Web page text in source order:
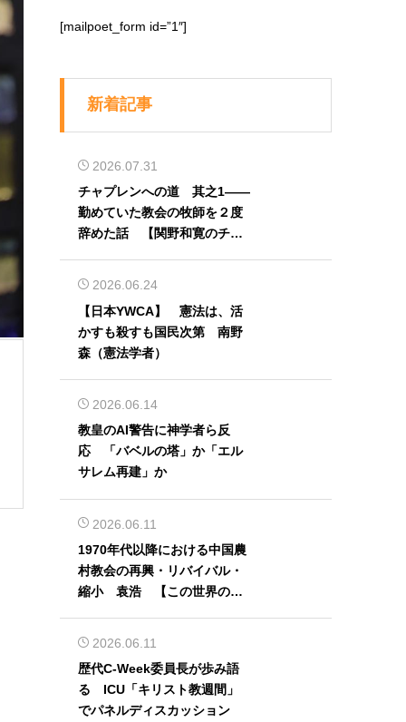
[mailpoet_form id=”1″]
新着記事
2026.07.31
チャプレンへの道 其之1――
勤めていた教会の牧師を２度
辞めた話 【関野和寛のチャ
2026.06.24
【日本YWCA】 憲法は、活
かすも殺すも国民次第 南野
森（憲法学者）
2026.06.14
教皇のAI警告に神学者ら反
応 「バベルの塔」か「エル
サレム再建」か
2026.06.11
1970年代以降における中国農
村教会の再興・リバイバル・
縮小 袁浩 【この世界の片
2026.06.11
歴代C-Week委員長が歩み語
る ICU「キリスト教週間」
でパネルディスカッション